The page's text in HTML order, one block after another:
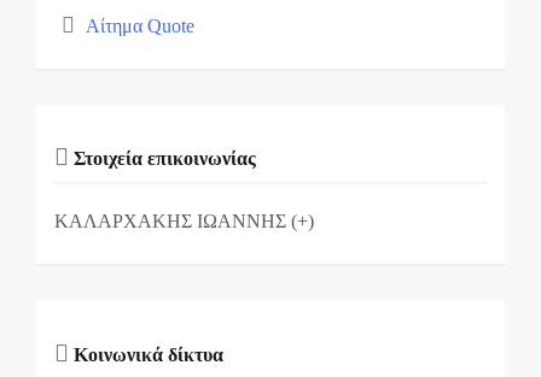
Αίτημα Quote
Στοιχεία επικοινωνίας
ΚΑΛΑΡΧΑΚΗΣ ΙΩΑΝΝΗΣ (+)
Κοινωνικά δίκτυα